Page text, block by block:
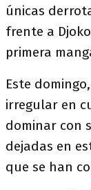
únicas
frente a
primera
Este
irregular en
dominar con
dejadas en
que se han